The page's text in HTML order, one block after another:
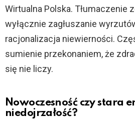
Wirtualna Polska. Tłumaczenie
wyłącznie zagłuszanie
racjonalizacja niewierności.
sumienie przekonaniem, że
się nie liczy.
Nowoczesność czy stara
niedojrzałość?